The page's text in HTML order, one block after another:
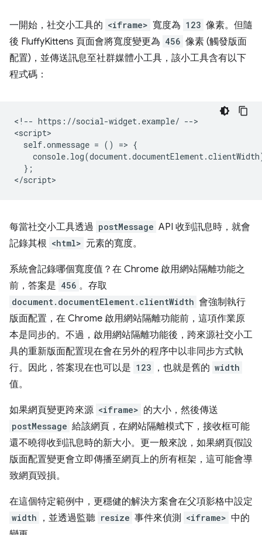
一開始，社交小工具的 <iframe> 寬度為 123 像素。但隨
後 FluffyKittens 頁面會將寬度變更為 456 像素 (觸發版面
配置)，並傳送訊息至社群媒體小工具，該小工具含有以下
程式碼：
<!-- https://social-widget.example/ -->
<script>
  self.onmessage = () => {
  };
每當社交小工具透過 postMessage API 收到訊息時，就會
記錄其根 <html> 元素的寬度。
系統會記錄哪個寬度值？在 Chrome 啟用網站隔離功能之
前，答案是 456 。存取
document.documentElement.clientWidth 會強制執行
版面配置，在 Chrome 啟用網站隔離功能前，這項作業原
本是同步的。不過，啟用網站隔離功能後，跨來源社交小工
具的重新版面配置現在會在另外的程序中以非同步方式執
行。因此，答案現在也可以是 123 ，也就是舊的 width
值。
如果網頁變更跨來源 <iframe> 的大小，然後傳送
postMessage 給該網頁，在網站隔離模式下，接收框可能
還不曉得收到訊息時的新大小。更一般來說，如果網頁假設
版面配置變更會立即傳播至網頁上的所有框架，這可能會導
致網頁毀損。
在這個特定範例中，更穩健的解決方案會在父項影格中設定
width ，並透過監聽 resize 事件來偵測 <iframe> 中的